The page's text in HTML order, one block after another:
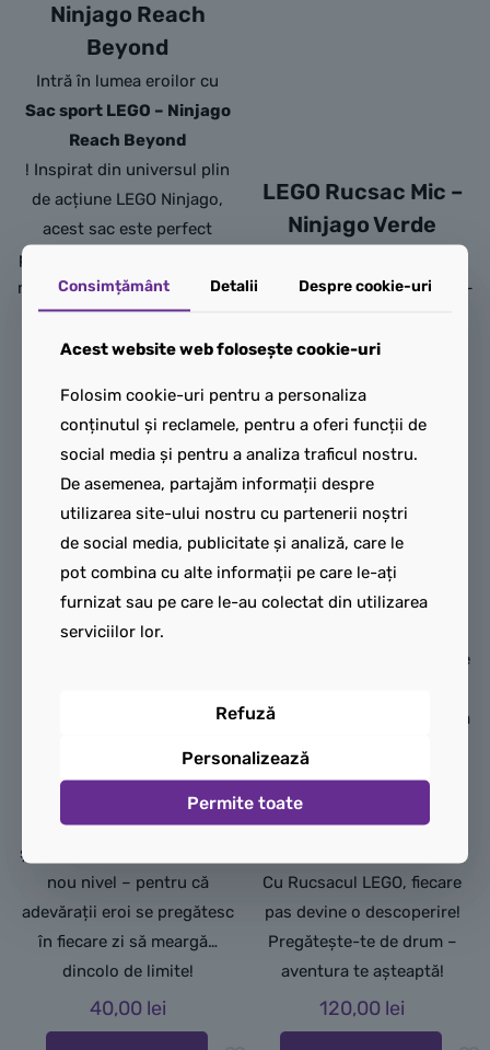
Ninjago Reach
Beyond
Intră în lumea eroilor cu
Sac sport LEGO – Ninjago
Reach Beyond
! Inspirat din universul plin
de acțiune LEGO Ninjago,
acest sac este perfect
pentru tinerii ninja care sunt
mereu în mișcare – la școală,
la sală sau în aventuri de
weekend.
Cu un design cool, plin de
energie și simboluri ninja,
sacul transmite curaj,
determinare și spirit de
echipă. Spațios, ușor și
rezistent, este ideal pentru
transportul echipamentului
sportiv sau al lucrurilor
esențiale. Dotat cu șnururi
mișcare și un plus de stil în
Ninjago Reach Beyond
și du-ți pasiunea LEGO la un
nou nivel – pentru că
adevărații eroi se pregătesc
în fiecare zi să meargă…
dincolo de limite!
40,00 lei
LEGO Rucsac Mic –
Ninjago Verde
mari? Alege Rucsacul LEGO –
micii exploratori mereu în
super practic, acest rucsac
este ideal pentru excursii,
drumeții sau zile pline de
distracție.
Cu un design colorat și
inspirat din universul LEGO,
rucsacul aduce un plus de
ieșiri. Compartimentele bine
suficient pentru gustări, apă
și obiecte esențiale, iar
bretelele reglabile asigură
confort pe tot parcursul
Cu Rucsacul LEGO, fiecare
pas devine o descoperire!
Pregătește-te de drum –
aventura te așteaptă!
120,00 lei
Consimțământ Detalii Despre cookie-uri
Acest website web folosește cookie-uri
Folosim cookie-uri pentru a personaliza
conținutul și reclamele, pentru a oferi funcții de
social media și pentru a analiza traficul nostru.
De asemenea, partajăm informații despre
utilizarea site-ului nostru cu partenerii noștri
de social media, publicitate și analiză, care le
pot combina cu alte informații pe care le-ați
furnizat sau pe care le-au colectat din utilizarea
serviciilor lor.
Refuză
Personalizează
Permite toate